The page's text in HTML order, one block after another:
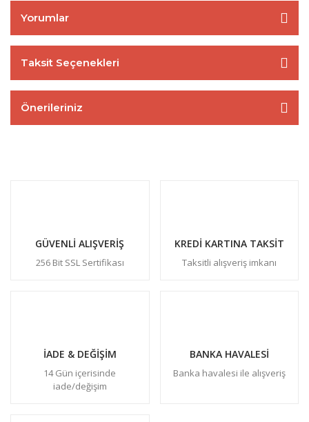
Yorumlar
Taksit Seçenekleri
Önerileriniz
GÜVENLİ ALIŞVERİŞ
256 Bit SSL Sertifikası
KREDİ KARTINA TAKSİT
Taksitli alışveriş imkanı
İADE & DEĞİŞİM
14 Gün içerisinde
iade/değişim
BANKA HAVALESİ
Banka havalesi ile alışveriş